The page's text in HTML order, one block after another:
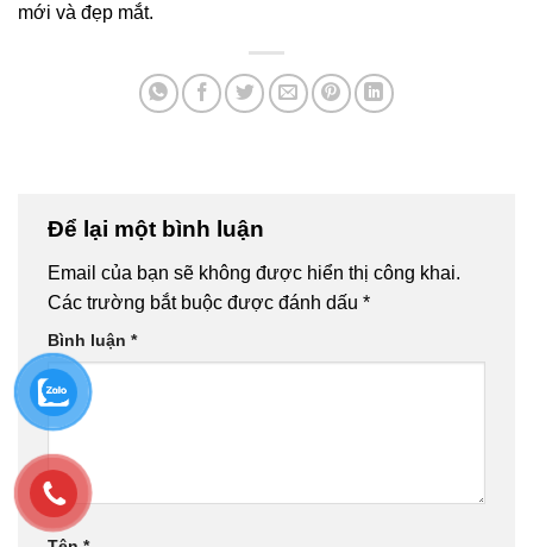
mới và đẹp mắt.
Để lại một bình luận
Email của bạn sẽ không được hiển thị công khai.
Các trường bắt buộc được đánh dấu *
Bình luận *